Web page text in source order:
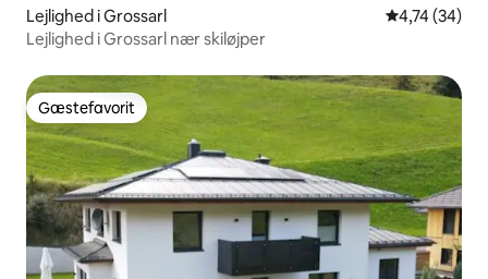
Lejlighed i Grossarl 4,74 ud af 5
4,74 (34)
Lejlighed i Grossarl nær skiløjper
Gæstefavorit
Gæstefavorit